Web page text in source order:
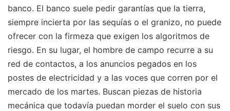
banco. El banco suele pedir garantías que la tierra,
siempre incierta por las sequías o el granizo, no puede
ofrecer con la firmeza que exigen los algoritmos de
riesgo. En su lugar, el hombre de campo recurre a su
red de contactos, a los anuncios pegados en los
postes de electricidad y a las voces que corren por el
mercado de los martes. Buscan piezas de historia
mecánica que todavía puedan morder el suelo con sus